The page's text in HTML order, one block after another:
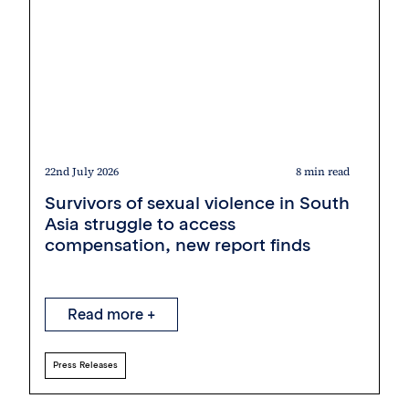
22nd July 2026 8 min read
Survivors of sexual violence in South
Asia struggle to access
compensation, new report finds
Read more +
Press Releases